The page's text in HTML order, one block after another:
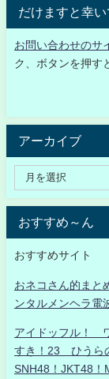
だけますと幸い
お問い合わせのサ
ク、ボタンを押す
アーカイブ
おすすめ～ん
おすすめサイト
おネコさん的まと
ンタルメンヘラ電
アイドッフル！
すき！23 ひうら
SNH48！JKT48！